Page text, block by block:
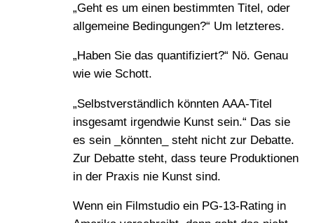
„Geht es um einen bestimmten Titel, oder
allgemeine Bedingungen?“ Um letzteres.
„Haben Sie das quantifiziert?“ Nö. Genau
wie wie Schott.
„Selbstverständlich könnten AAA-Titel
insgesamt irgendwie Kunst sein.“ Das sie
es sein _könnten_ steht nicht zur Debatte.
Zur Debatte steht, dass teure Produktionen
in der Praxis nie Kunst sind.
Wenn ein Filmstudio ein PG-13-Rating in